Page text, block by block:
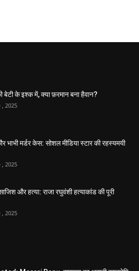
बेटी के इश्क में, क्या फ़रमान बना हैवान?
, 2025
भाभी मर्डर केस: सोशल मीडिया स्टार की रहस्यमयी
, 2025
और हत्या: राजा रघुवंशी हत्याकांड की पूरी
, 2025